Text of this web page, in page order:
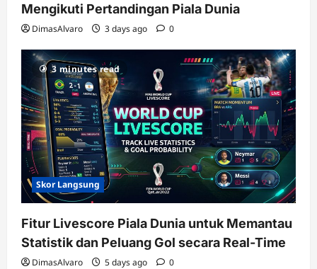
Mengikuti Pertandingan Piala Dunia
DimasAlvaro 3 days ago 0
3 minutes read
Skor Langsung
Fitur Livescore Piala Dunia untuk Memantau
Statistik dan Peluang Gol secara Real-Time
DimasAlvaro 5 days ago 0